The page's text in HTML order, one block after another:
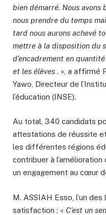
bien démarré. Nous avons
nous prendre du temps
tard nous aurons achevé
mettre à la disposition du
d’encadrement en
et les élèves . », a affirmé
Yawo, Directeur de
l’éducation (INSE).
Au total, 340 candidats
attestations de réussite
les différentes régions
contribuer à
un engagement au cœur
M. ASSIAH Esso, l’un
satisfaction : « C’est un